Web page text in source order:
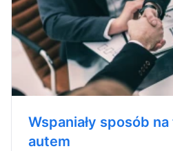
Wspaniały sposób
autem